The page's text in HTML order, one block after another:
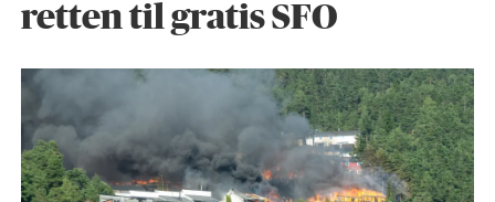
retten til gratis SFO